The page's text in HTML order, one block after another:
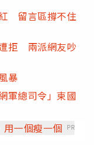
留言區撐不住
拒 兩派網友吵
暴
軍總司令」柬國
一個瘦一個
PR